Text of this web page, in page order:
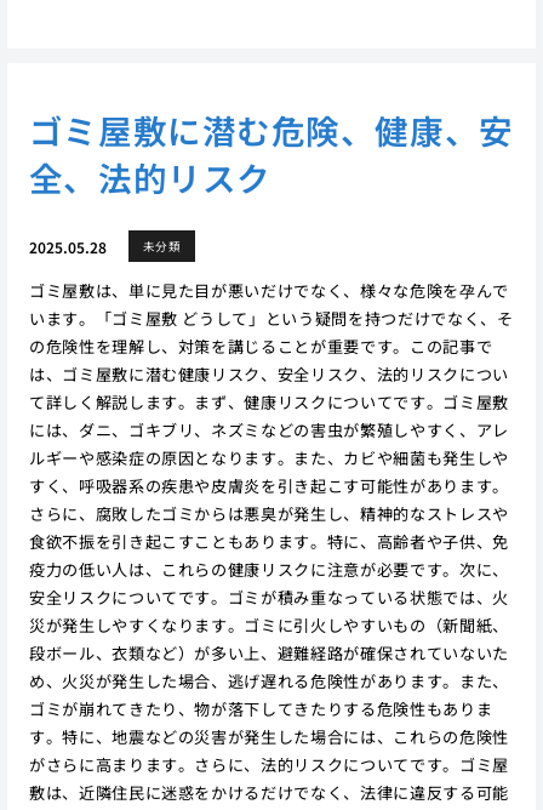
ゴミ屋敷に潜む危険、健康、安
全、法的リスク
2025.05.28 未分類
ゴミ屋敷は、単に見た目が悪いだけでなく、様々な危険を孕んで
います。「ゴミ屋敷 どうして」という疑問を持つだけでなく、そ
の危険性を理解し、対策を講じることが重要です。この記事で
は、ゴミ屋敷に潜む健康リスク、安全リスク、法的リスクについ
て詳しく解説します。まず、健康リスクについてです。ゴミ屋敷
には、ダニ、ゴキブリ、ネズミなどの害虫が繁殖しやすく、アレ
ルギーや感染症の原因となります。また、カビや細菌も発生しや
すく、呼吸器系の疾患や皮膚炎を引き起こす可能性があります。
さらに、腐敗したゴミからは悪臭が発生し、精神的なストレスや
食欲不振を引き起こすこともあります。特に、高齢者や子供、免
疫力の低い人は、これらの健康リスクに注意が必要です。次に、
安全リスクについてです。ゴミが積み重なっている状態では、火
災が発生しやすくなります。ゴミに引火しやすいもの（新聞紙、
段ボール、衣類など）が多い上、避難経路が確保されていないた
め、火災が発生した場合、逃げ遅れる危険性があります。また、
ゴミが崩れてきたり、物が落下してきたりする危険性もありま
す。特に、地震などの災害が発生した場合には、これらの危険性
がさらに高まります。さらに、法的リスクについてです。ゴミ屋
敷は、近隣住民に迷惑をかけるだけでなく、法律に違反する可能